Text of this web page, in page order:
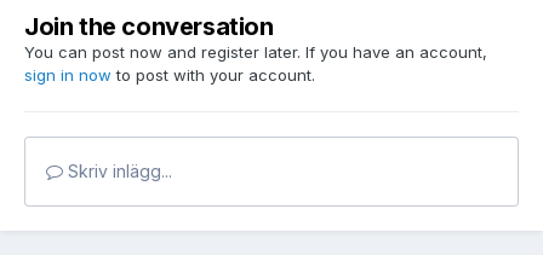
Join the conversation
You can post now and register later. If you have an account,
sign in now to post with your account.
Skriv inlägg...